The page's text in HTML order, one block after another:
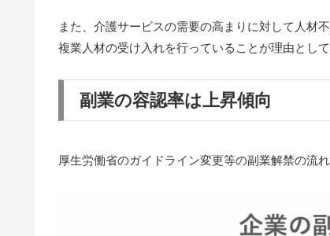
また、介護サービスの需要の高まりに対して人材
複業人材の受け入れを行っていることが理由として
副業の容認率は上昇傾向
厚生労働省のガイドライン変更等の副業解禁の流